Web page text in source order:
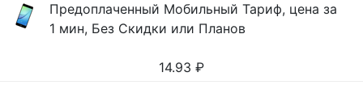
Предоплаченный Мобильный Тариф, цена за
1 мин, Без Скидки или Планов
14.93 ₽